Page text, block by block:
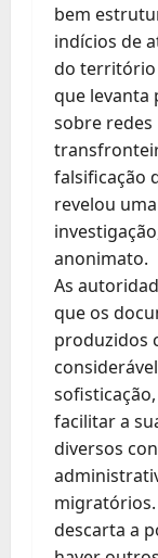
bem
indícios de
do território
que levanta
sobre redes
falsificação
revelou
anonimato.
As
que os
produzidos
facilitar a
diversos
migratórios.
descarta a